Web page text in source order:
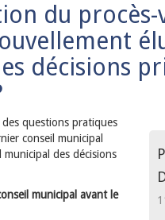
du
décisions
questions pratiques
conseil municipal
des décisions
municipal avant le